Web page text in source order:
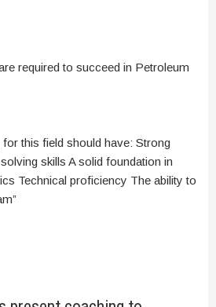
required to succeed in Petroleum
for this field should have: Strong
skills A solid foundation in
Technical proficiency The ability to